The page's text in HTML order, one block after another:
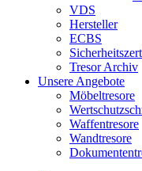
VDS
Hersteller
ECBS
Tresor Archiv
Unsere Angebote
Möbeltresore
Waffentresore
Wandtresore